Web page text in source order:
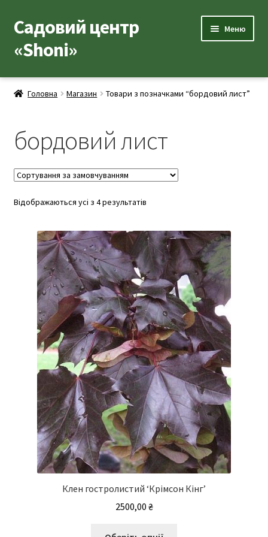
Перейти
до
навігації
Перейти
до
вмісту
Садовий центр
«Shoni»
Меню
Каталог товарів
Допоміжні товари
Контакти
Корисна інформація
Про нас
Головна Магазин Товари з позначками “бордовий лист”
бордовий лист
Відображаються усі з 4 результатів
Клен гостролистий ‘Крімсон Кінг’
2500,00 ₴